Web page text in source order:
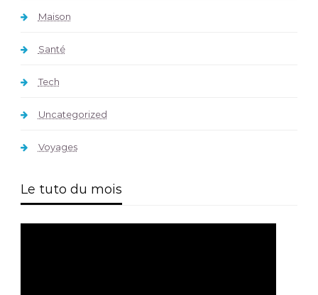
Maison
Santé
Tech
Uncategorized
Voyages
Le tuto du mois